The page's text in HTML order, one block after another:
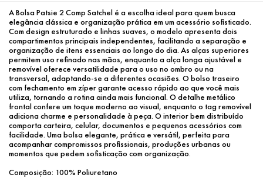
A Bolsa Patsie 2 Comp Satchel é a escolha ideal para quem busca
elegância clássica e organização prática em um acessório sofisticado.
Com design estruturado e linhas suaves, o modelo apresenta dois
compartimentos principais independentes, facilitando a separação e
organização de itens essenciais ao longo do dia. As alças superiores
permitem uso refinado nas mãos, enquanto a alça longa ajustável e
removível oferece versatilidade para o uso no ombro ou na
transversal, adaptando-se a diferentes ocasiões. O bolso traseiro
com fechamento em zíper garante acesso rápido ao que você mais
utiliza, tornando a rotina ainda mais funcional. O detalhe metálico
frontal confere um toque moderno ao visual, enquanto o tag removível
adiciona charme e personalidade à peça. O interior bem distribuído
comporta carteira, celular, documentos e pequenos acessórios com
facilidade. Uma bolsa elegante, prática e versátil, perfeita para
acompanhar compromissos profissionais, produções urbanas ou
momentos que pedem sofisticação com organização.
Composição: 100% Poliuretano